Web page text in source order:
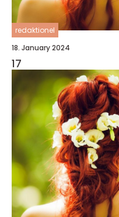
redaktionel
18. January 2024
17